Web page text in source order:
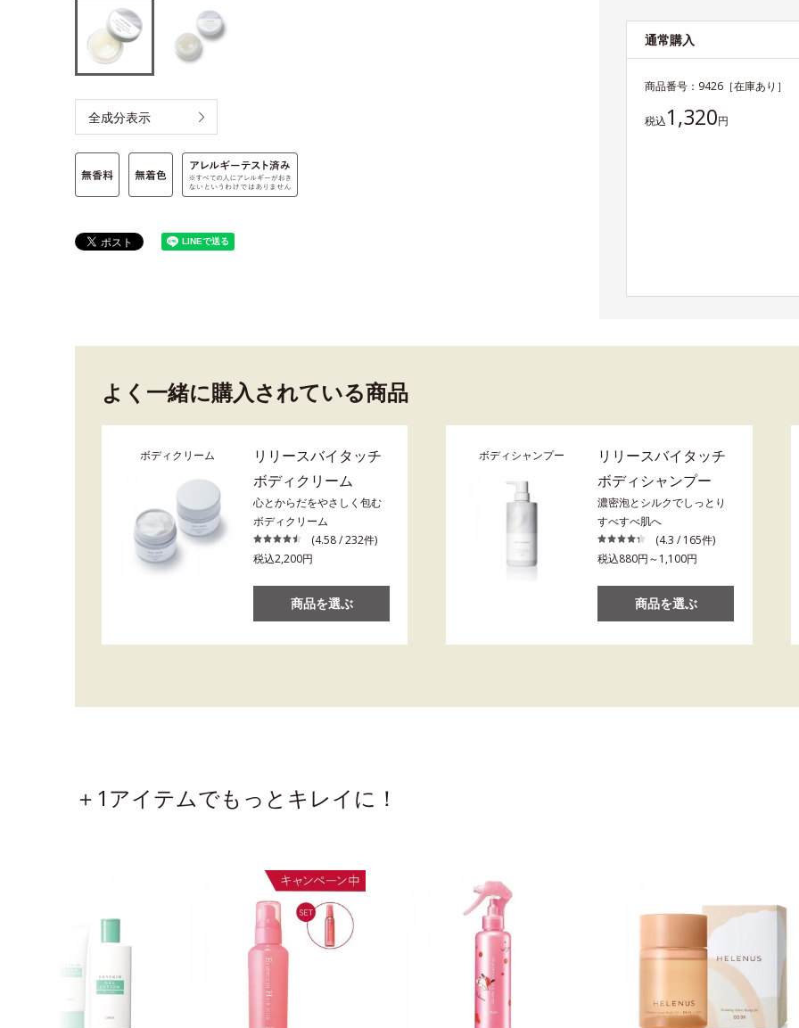
全成分表示
通常購入
商品番号： 9426 ［在庫あり］
税込1,320円
よく一緒に購入されている商品
ボディクリーム
リリースバイタッチ
ボディクリーム
心とからだをやさしく包む
ボディクリーム
(4.58 / 232件)
税込2,200円
商品を選ぶ
ボディシャンプー
リリースバイタッチ
ボディシャンプー
濃密泡とシルクでしっとり
すべすべ肌へ
(4.3 / 165件)
税込880円～1,100円
商品を選ぶ
＋1アイテムでもっとキレイに！